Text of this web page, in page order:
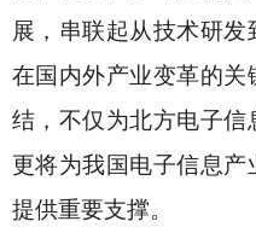
展，串联起从技术研发
在国内外产业变革的
结，不仅为北方电子信
更将为我国电子信息
提供重要支撑。